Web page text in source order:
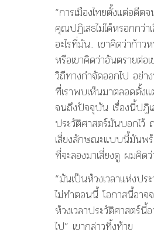
“การเมืองไทยตั้งแต่อดี
คุณปฏิเสธไม่ได้หรอกกว่
อะไรที่มัน.. เขาคิดว่าก้าว
หรือเขาคิดว่าอันตรายต่อ
วิถีทางกำจัดออกไป อย่
ที่เราพบเห็นมาตลอดตั้ง
จนถึงปัจจุบัน เรื่องนี้ปฏิเ
ประวัติศาสตร์มันบอกไว้
เสี่ยงลักษณะแบบนี้มันพ
ที่จะลองมาเสี่ยงดู ผมคิด
“มันเป็นห้วงเวลาแห่งปร
ไม่ทำตอนนี้ โอกาสนี้อาจ
ห้วงเวลาประวัติศาสตร์นี้
ไป” เขากล่าวทิ้งท้าย